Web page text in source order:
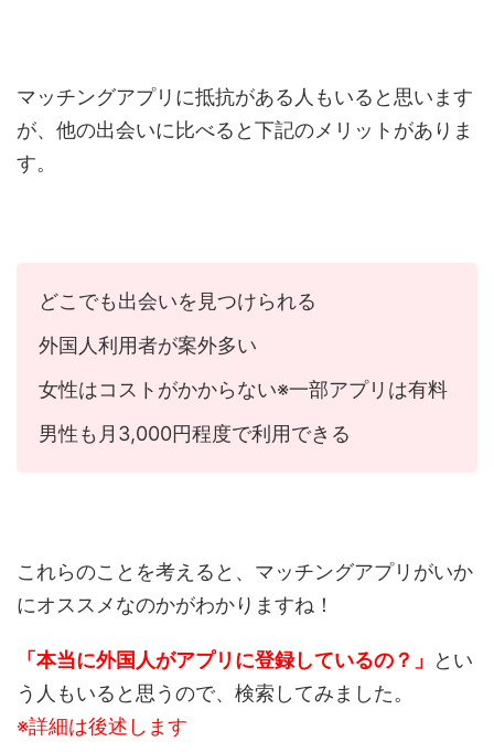
マッチングアプリに抵抗がある人もいると思います
が、他の出会いに比べると下記のメリットがありま
す。
どこでも出会いを見つけられる
外国人利用者が案外多い
女性はコストがかからない※一部アプリは有料
男性も月3,000円程度で利用できる
これらのことを考えると、マッチングアプリがいか
にオススメなのかがわかりますね！
「本当に外国人がアプリに登録しているの？」
とい
う人もいると思うので、検索してみました。
※詳細は後述します